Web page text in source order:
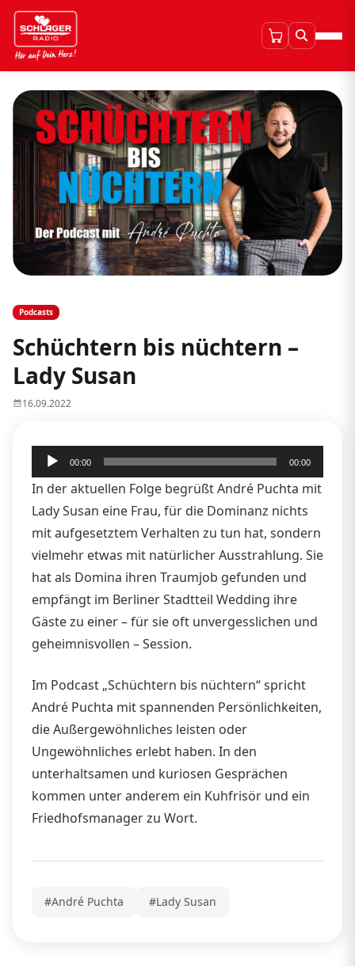
Podcasts
Schüchtern bis nüchtern –
Lady Susan
16.09.2022
Audio-
Player
00:00 00:00
In der aktuellen Folge begrüßt André Puchta mit
Lady Susan eine Frau, für die Dominanz nichts
mit aufgesetztem Verhalten zu tun hat, sondern
vielmehr etwas mit natürlicher Ausstrahlung. Sie
hat als Domina ihren Traumjob gefunden und
empfängt im Berliner Stadtteil Wedding ihre
Gäste zu einer – für sie oft unvergesslichen und
geheimnisvollen – Session.
Im Podcast „Schüchtern bis nüchtern“ spricht
André Puchta mit spannenden Persönlichkeiten,
die Außergewöhnliches leisten oder
Ungewöhnliches erlebt haben. In den
unterhaltsamen und kuriosen Gesprächen
kommen unter anderem ein Kuhfrisör und ein
Friedhofsmanager zu Wort.
#André Puchta #Lady Susan